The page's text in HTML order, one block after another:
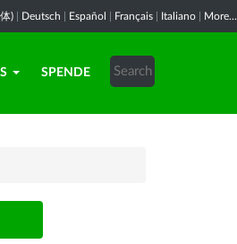
) Deutsch Español Français Italiano More...
SPENDE